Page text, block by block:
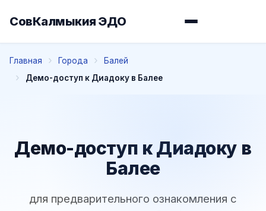
СовКалмыкия ЭДО
Главная Города
Балей
Демо-доступ к Диадоку в Балее
Демо-доступ к Диадоку в
Балее
для предварительного ознакомления с